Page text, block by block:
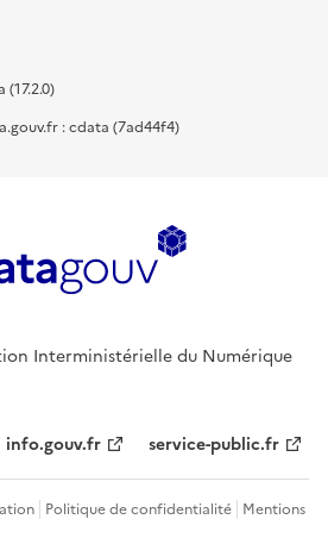
: cdata (7ad44f4)
Interministérielle du Numérique
info.gouv.fr service-public.fr
Politique de confidentialité Mentions